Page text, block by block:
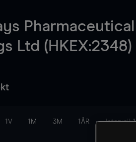
Pharmaceutical
Ltd (HKEX:2348)
1V 1M 3M 1ÅR Intervall: